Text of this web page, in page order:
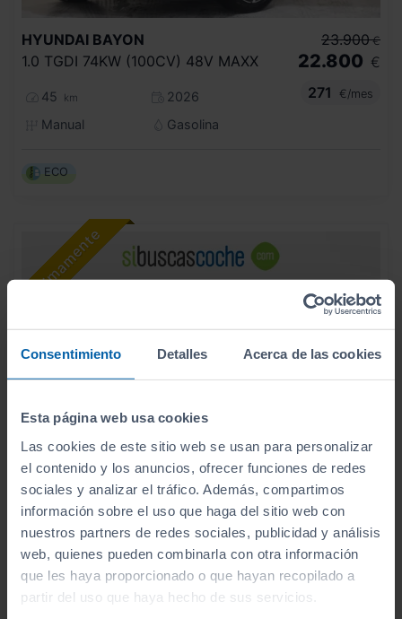
Consentimiento Detalles Acerca de las cookies
Esta página web usa cookies
Las cookies de este sitio web se usan para personalizar
el contenido y los anuncios, ofrecer funciones de redes
sociales y analizar el tráfico. Además, compartimos
información sobre el uso que haga del sitio web con
nuestros partners de redes sociales, publicidad y análisis
web, quienes pueden combinarla con otra información
que les haya proporcionado o que hayan recopilado a
partir del uso que haya hecho de sus servicios.
HYUNDAI BAYON
1.0 TGDI 74KW (100CV) 48V MAXX
45 km
2026
Manual
Gasolina
23.900 €
22.800 €
271
€/mes
ECO
R LINE 1.0 TSI 85KW (116CV)
15 km
2026
25.990 €
309
€/mes